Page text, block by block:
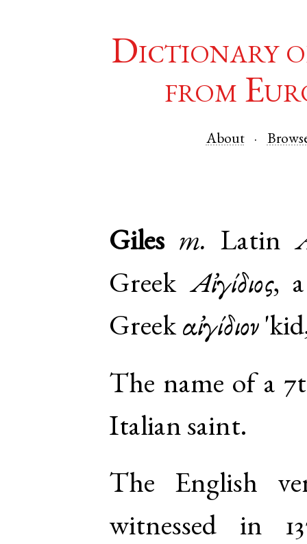
Dictionary
from
About
Giles m. Latin
Greek Αἰγίδιος,
Greek αἰγίδιον
The name of a
Italian saint.
The English
witnessed in